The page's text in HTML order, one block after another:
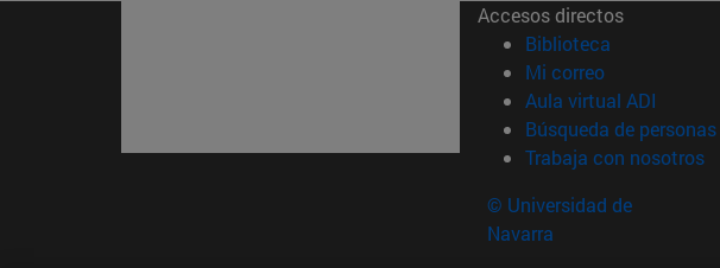
Accesos directos
Biblioteca (abre en
Mi correo(abre en
Aula virtual ADI (abre
Búsqueda de personas
Trabaja con nosotros
© Universidad de
Navarra